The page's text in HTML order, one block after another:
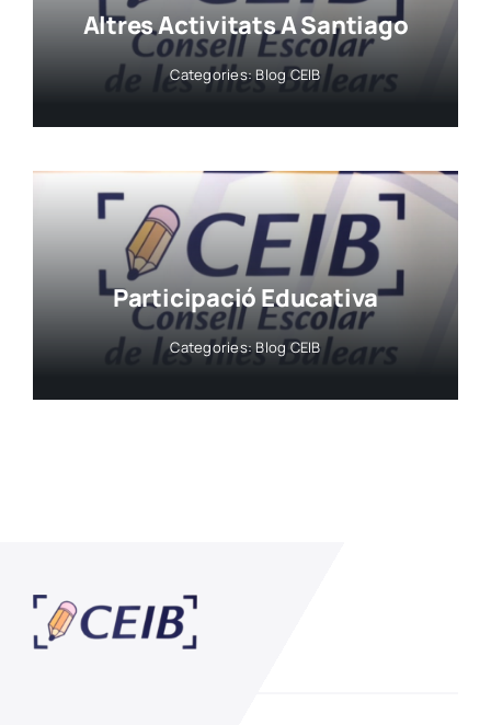
Altres Activitats A Santiago
Categories:Blog CEIB
Participació Educativa
Categories:Blog CEIB